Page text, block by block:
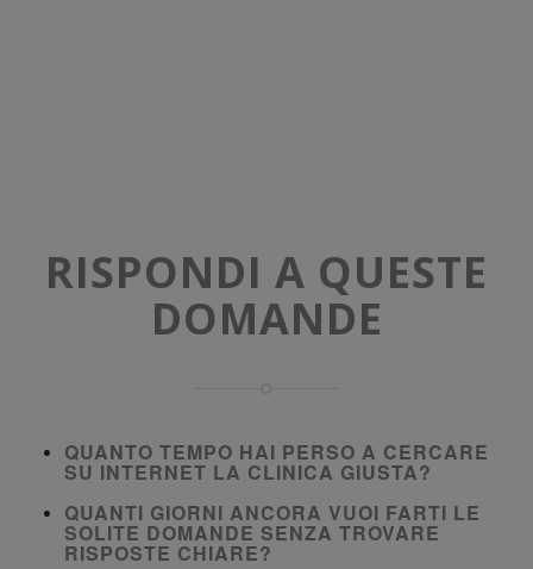
RISPONDI A QUESTE
DOMANDE
QUANTO TEMPO HAI PERSO A CERCARE
SU INTERNET LA CLINICA GIUSTA?
QUANTI GIORNI ANCORA VUOI FARTI LE
SOLITE DOMANDE SENZA TROVARE
RISPOSTE CHIARE?